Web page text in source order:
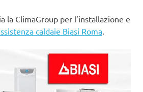
la ClimaGroup per l’installazione e
caldaie Biasi Roma.